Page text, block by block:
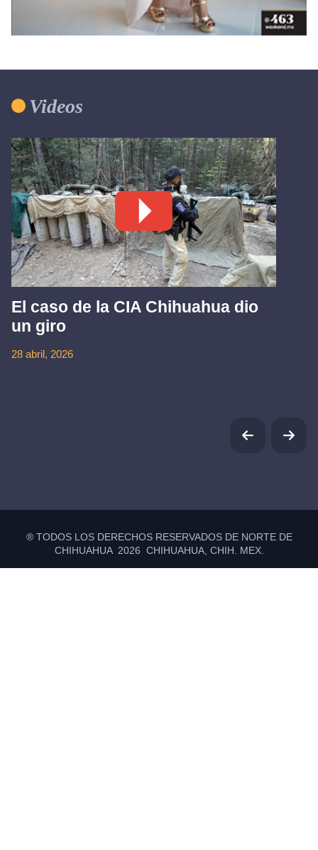
Videos
El caso de la CIA Chihuahua dio
un giro
28 abril, 2026
® TODOS LOS DERECHOS RESERVADOS DE NORTE DE
CHIHUAHUA 2026 CHIHUAHUA, CHIH. MEX.